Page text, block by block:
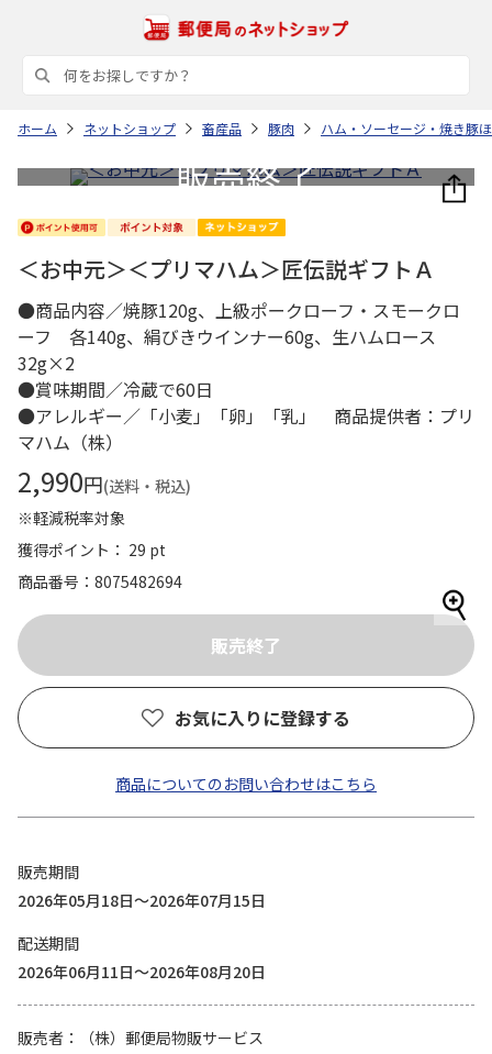
ホーム ネットショップ 畜産品 豚肉 ハム・ソーセージ・焼き豚
＜お中元＞＜プリマハム＞匠伝説ギフトＡ
●商品内容／焼豚120g、上級ポークローフ・スモークロ
ーフ 各140g、絹びきウインナー60g、生ハムロース
32g×2
●賞味期間／冷蔵で60日
●アレルギー／「小麦」「卵」「乳」 商品提供者：プリ
マハム（株）
2,990円(送料・税込)
※軽減税率対象
獲得ポイント： 29 pt
商品番号
8075482694
お気に入りに登録する
商品についてのお問い合わせはこちら
販売期間
2026年05月18日～2026年07月15日
配送期間
2026年06月11日～2026年08月20日
販売者
（株）郵便局物販サービス